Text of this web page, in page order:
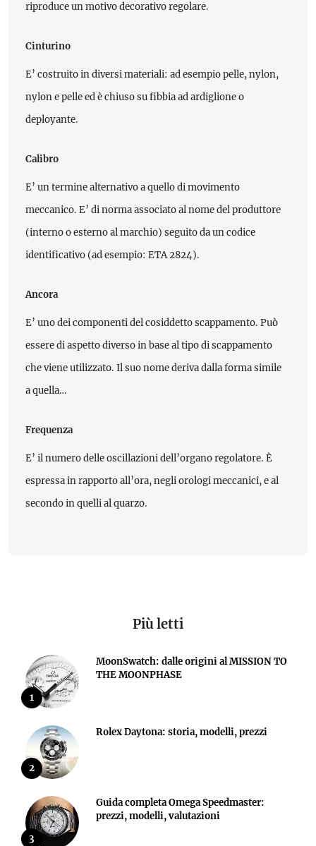
riproduce un motivo decorativo regolare.
Cinturino
E’ costruito in diversi materiali: ad esempio pelle, nylon,
nylon e pelle ed è chiuso su fibbia ad ardiglione o
deployante.
Calibro
E’ un termine alternativo a quello di movimento
meccanico. E’ di norma associato al nome del produttore
(interno o esterno al marchio) seguito da un codice
identificativo (ad esempio: ETA 2824).
Ancora
E’ uno dei componenti del cosiddetto scappamento. Può
essere di aspetto diverso in base al tipo di scappamento
che viene utilizzato. Il suo nome deriva dalla forma simile
a quella…
Frequenza
E’ il numero delle oscillazioni dell’organo regolatore. È
espressa in rapporto all’ora, negli orologi meccanici, e al
secondo in quelli al quarzo.
Più letti
1
MoonSwatch: dalle origini al MISSION TO
THE MOONPHASE
2
Rolex Daytona: storia, modelli, prezzi
3
Guida completa Omega Speedmaster:
prezzi, modelli, valutazioni